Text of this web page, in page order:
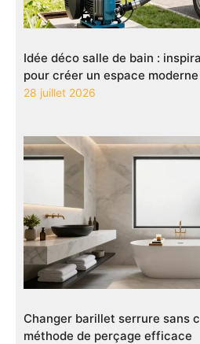
Idée déco salle de bain :
pour créer un espace
28 juillet 2026
Changer barillet serrure sans
méthode de perçage efficace